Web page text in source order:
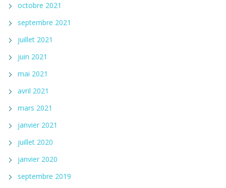
octobre 2021
septembre 2021
juillet 2021
juin 2021
mai 2021
avril 2021
mars 2021
janvier 2021
juillet 2020
janvier 2020
septembre 2019